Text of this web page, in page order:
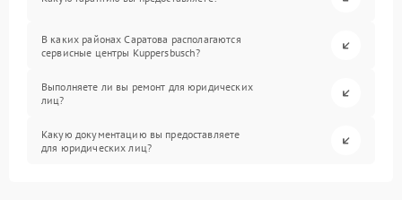
В каких районах Саратова располагаются
сервисные центры Kuppersbusch?
Выполняете ли вы ремонт для юридических
лиц?
Какую документацию вы предоставляете
для юридических лиц?